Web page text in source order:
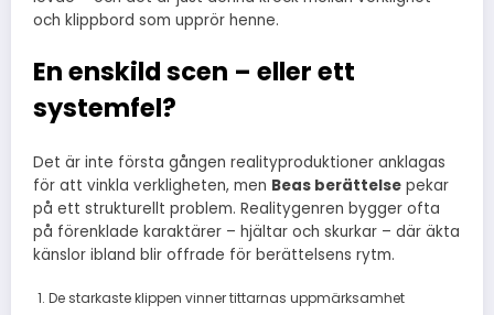
och klippbord som upprör henne.
En enskild scen – eller ett
systemfel?
Det är inte första gången realityproduktioner anklagas
för att vinkla verkligheten, men Beas berättelse pekar
på ett strukturellt problem. Realitygenren bygger ofta
på förenklade karaktärer – hjältar och skurkar – där äkta
känslor ibland blir offrade för berättelsens rytm.
De starkaste klippen vinner tittarnas uppmärksamhet